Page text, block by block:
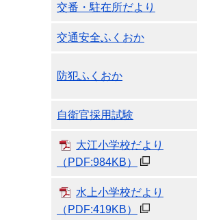
交番・駐在所だより
交通安全ふくおか
防犯ふくおか
自衛官採用試験
大江小学校だより
（PDF:984KB）
水上小学校だより
（PDF:419KB）